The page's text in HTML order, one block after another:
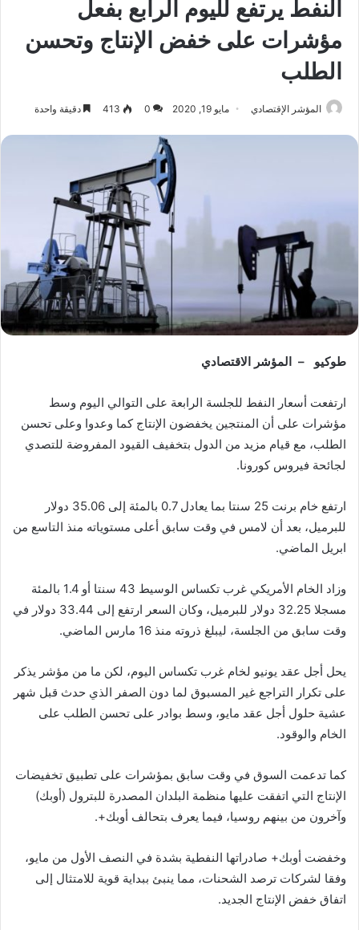
النفط يرتفع لليوم الرابع بفعل
مؤشرات على خفض الإنتاج وتحسن
الطلب
المؤشر الإقتصادي مايو 19, 2020 0
413 دقيقة واحدة
طوكيو – المؤشر الاقتصادي
ارتفعت أسعار النفط للجلسة الرابعة على التوالي اليوم وسط
مؤشرات على أن المنتجين يخفضون الإنتاج كما وعدوا وعلى تحسن
الطلب، مع قيام مزيد من الدول بتخفيف القيود المفروضة للتصدي
لجائحة فيروس كورونا.
ارتفع خام برنت 25 سنتا بما يعادل 0.7 بالمئة إلى 35.06 دولار
للبرميل، بعد أن لامس في وقت سابق أعلى مستوياته منذ التاسع من
ابريل الماضي.
وزاد الخام الأمريكي غرب تكساس الوسيط 43 سنتا أو 1.4 بالمئة
مسجلا 32.25 دولار للبرميل، وكان السعر ارتفع إلى 33.44 دولار في
وقت سابق من الجلسة، ليبلغ ذروته منذ 16 مارس الماضي.
يحل أجل عقد يونيو لخام غرب تكساس اليوم، لكن ما من مؤشر يذكر
على تكرار التراجع غير المسبوق لما دون الصفر الذي حدث قبل شهر
عشية حلول أجل عقد مايو، وسط بوادر على تحسن الطلب على
الخام والوقود.
كما تدعمت السوق في وقت سابق بمؤشرات على تطبيق تخفيضات
الإنتاج التي اتفقت عليها منظمة البلدان المصدرة للبترول (أوبك)
وآخرون من بينهم روسيا، فيما يعرف بتحالف أوبك+.
وخفضت أوبك+ صادراتها النفطية بشدة في النصف الأول من مايو،
وفقا لشركات ترصد الشحنات، مما ينبئ ببداية قوية للامتثال إلى
اتفاق خفض الإنتاج الجديد.